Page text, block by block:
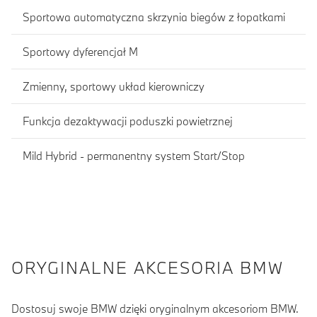
Sportowa automatyczna skrzynia biegów z łopatkami
Sportowy dyferencjał M
Zmienny, sportowy układ kierowniczy
Funkcja dezaktywacji poduszki powietrznej
Mild Hybrid - permanentny system Start/Stop
ORYGINALNE AKCESORIA BMW
Dostosuj swoje BMW dzięki oryginalnym akcesoriom BMW.